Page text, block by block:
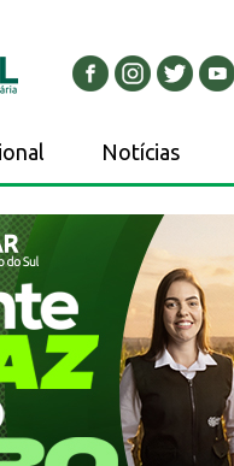
Notícias